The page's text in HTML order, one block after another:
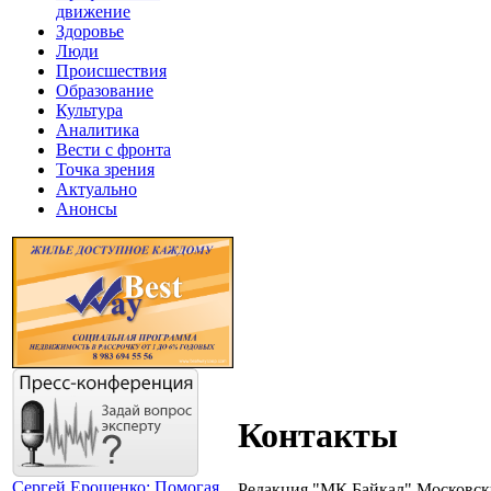
движение
Здоровье
Люди
Происшествия
Образование
Культура
Аналитика
Вести с фронта
Точка зрения
Актуально
Анонсы
Контакты